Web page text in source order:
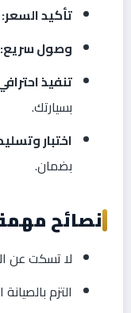
تأكيد السعر:
وصول سريع:
تنفيذ
بسيارتك.
اختبار
بضمان.
نصائح
لا تسكت عن
التزم